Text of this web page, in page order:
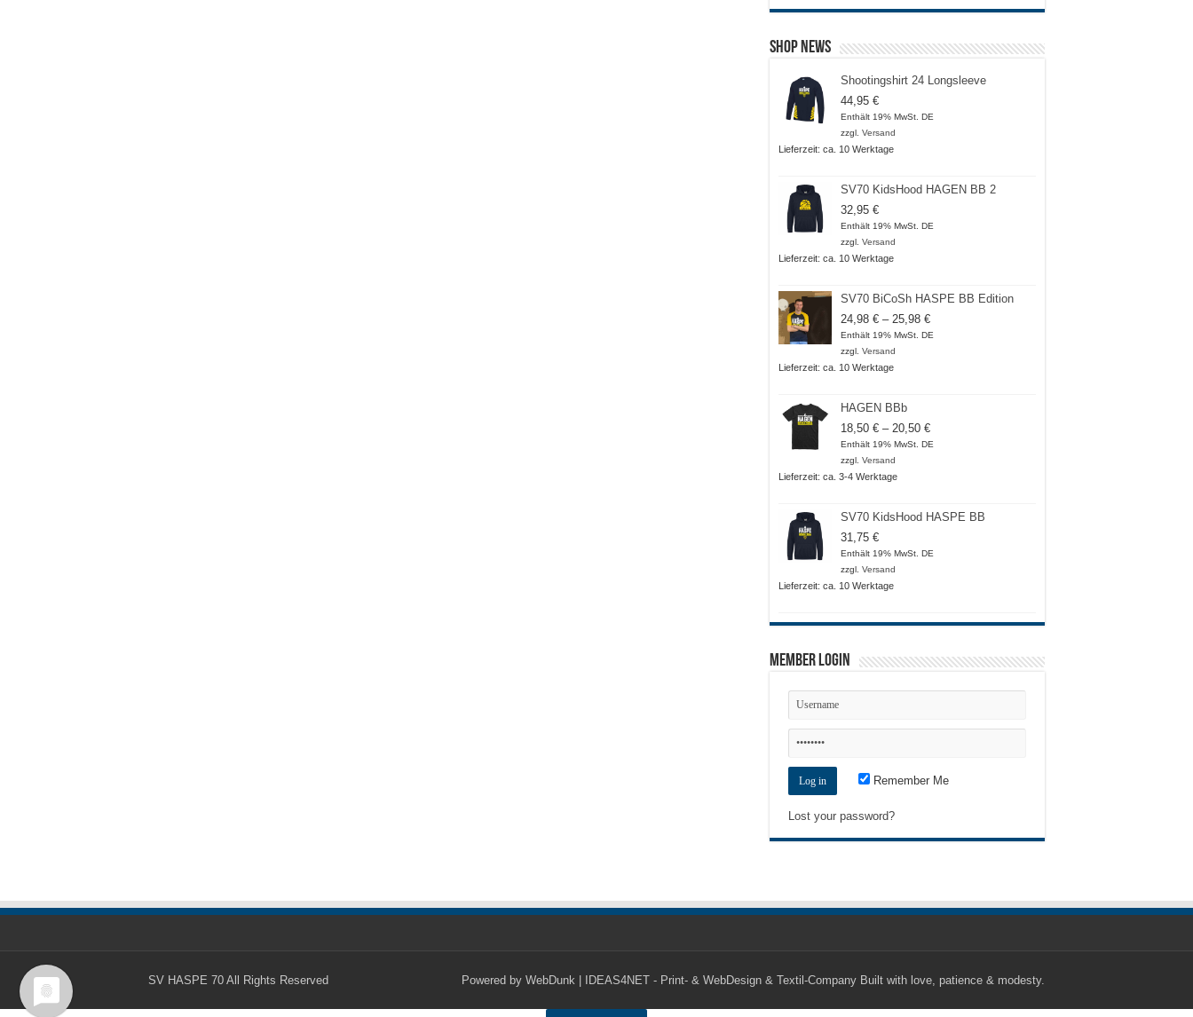
Shop News
Shootingshirt 24 Longsleeve
44,95 €
Enthält 19% MwSt. DE
zzgl. Versand
Lieferzeit: ca. 10 Werktage
SV70 KidsHood HAGEN BB 2
32,95 €
Enthält 19% MwSt. DE
zzgl. Versand
Lieferzeit: ca. 10 Werktage
SV70 BiCoSh HASPE BB Edition
24,98 € – 25,98 €Preisspanne:
24,98 €
Enthält 19% MwSt. DE
zzgl. Versand
Lieferzeit: ca. 10 Werktage
HAGEN BBb
18,50 € – 20,50 €Preisspanne:
18,50 €
Enthält 19% MwSt. DE
zzgl. Versand
Lieferzeit: ca. 3-4 Werktage
SV70 KidsHood HASPE BB
31,75 €
Enthält 19% MwSt. DE
zzgl. Versand
Lieferzeit: ca. 10 Werktage
Member Login
Remember Me
Lost your password?
Powered by WebDunk | IDEAS4NET - Print- & WebDesign & Textil-Company Built with love, patience & modesty.
SV HASPE 70 All Rights Reserved